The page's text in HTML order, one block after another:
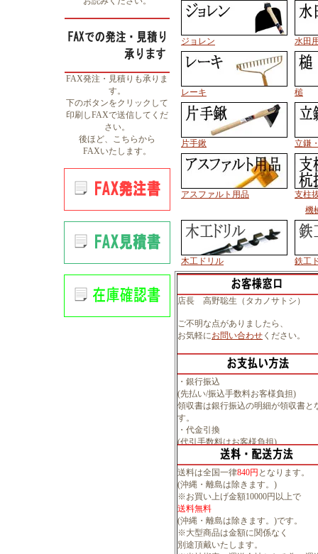
FAX発注・見積りも承りま
す。
下のボタンをクリックして
印刷しFAXで送信してくだ
さい。
後ほど、こちらから
FAXいたします。
ジョレン 水田
レーキ 槌
片手鍬 立鎌
アスファルト用品
支柱
機
木工ドリル 鉄工
店長 高野聡生（タカノサトシ）
ご不明な点がありましたら、
お気軽にお問い合わせ ください。
・銀行振込
(先払い/振込手数料お客様負担)
領収書は銀行振込の明細が領収書と
す。
・代金引換
(代引手数料はお客様負担)
送料は全国一律840円 となります。
(沖縄・離島は除きます。)
※お買い上げ金額10000円以上で
送料無料
(沖縄・離島は除きます。)です。
※大型商品は金額に関係なく
別途頂戴いたします。